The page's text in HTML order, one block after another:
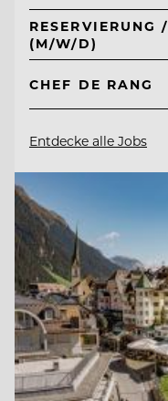
RESERVIERUNG
(M/W/D)
CHEF DE RANG
Entdecke alle Jobs